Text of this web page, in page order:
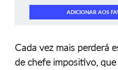
ADICIONAR AOS
Cada vez mais perderá
de chefe impositivo,